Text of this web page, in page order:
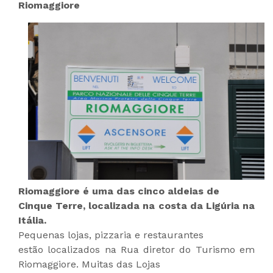
Riomaggiore
Riomaggiore é uma das cinco aldeias de
Cinque Terre, localizada na costa da Ligúria na
Itália.
Pequenas lojas, pizzaria e restaurantes
estão localizados na Rua diretor do Turismo em
Riomaggiore. Muitas das Lojas